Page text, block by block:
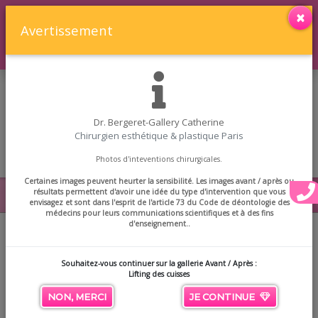
01 42 89 62 02
Lifting des cuisses
Précédente Suivante
Avertissement
×
Dr. Bergeret-Gallery Catherine
Chirurgien esthétique & plastique Paris
Photos d'inteventions chirurgicales.
Certaines images peuvent heurter la sensibilité. Les images avant / après ou
résultats permettent d'avoir une idée du type d'intervention que vous
envisagez et sont dans l'esprit de l'article 73 du Code de déontologie des
médecins pour leurs communications scientifiques et à des fins
d'enseignement..
Souhaitez-vous continuer sur la gallerie Avant / Après :
Lifting des cuisses
NON, MERCI JE CONTINUE